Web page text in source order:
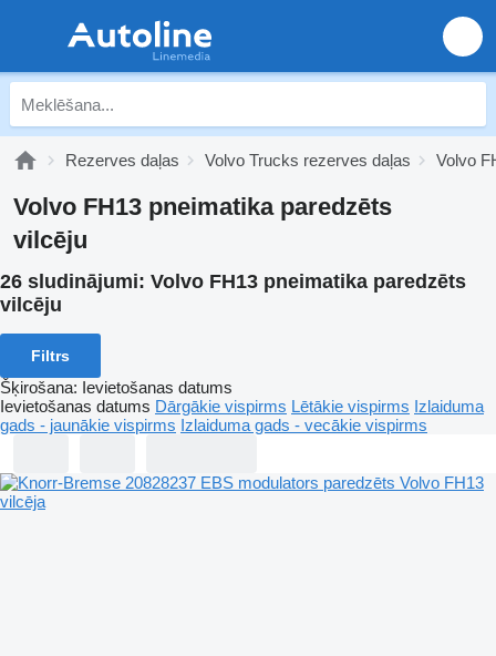
Rezerves daļas Volvo Trucks rezerves daļas Volvo
Volvo FH13 pneimatika paredzēts
vilcēju
26 sludinājumi: Volvo FH13 pneimatika paredzēts
vilcēju
Filtrs
Šķirošana: Ievietošanas datums
Ievietošanas datums Dārgākie vispirms Lētākie vispirms Izlaiduma
gads - jaunākie vispirms Izlaiduma gads - vecākie vispirms